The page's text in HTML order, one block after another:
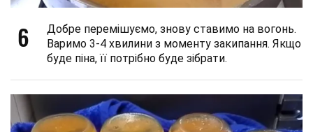
6
Добре перемішуємо, знову ставимо на вогонь.
Варимо 3-4 хвилини з моменту закипання. Якщо
буде піна, її потрібно буде зібрати.